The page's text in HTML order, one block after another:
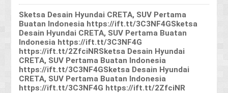
Sketsa Desain Hyundai CRETA, SUV Pertama
Buatan Indonesia https://ift.tt/3C3NF4GSketsa
Desain Hyundai CRETA, SUV Pertama Buatan
Indonesia https://ift.tt/3C3NF4G
https://ift.tt/2ZfciNRSketsa Desain Hyundai
CRETA, SUV Pertama Buatan Indonesia
https://ift.tt/3C3NF4GSketsa Desain Hyundai
CRETA, SUV Pertama Buatan Indonesia
https://ift.tt/3C3NF4G https://ift.tt/2ZfciNR